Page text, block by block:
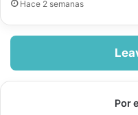
Hace 2 semanas
Por